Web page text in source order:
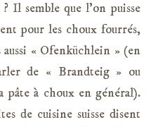
Il semble que l’on puisse
pour les choux fourrés,
« Ofenküchlein » (en
de « Brandteig » ou
à choux en général).
de cuisine suisse disent